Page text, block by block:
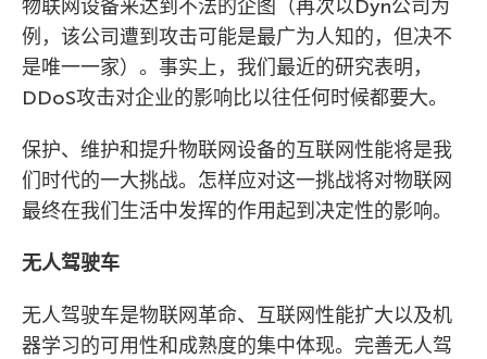
物联网设备来达到不法的企图（再次以Dyn公司为
例，该公司遭到攻击可能是最广为人知的，但决不
是唯一一家）。事实上，我们最近的研究表明，
DDoS攻击对企业的影响比以往任何时候都要大。
保护、维护和提升物联网设备的互联网性能将是我
们时代的一大挑战。怎样应对这一挑战将对物联网
最终在我们生活中发挥的作用起到决定性的影响。
无人驾驶车
无人驾驶车是物联网革命、互联网性能扩大以及机
器学习的可用性和成熟度的集中体现。完善无人驾